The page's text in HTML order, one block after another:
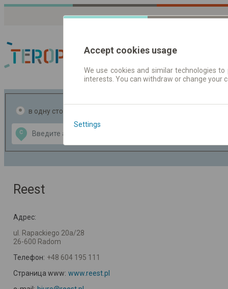
Расписания
в одну сторону
С
Data CC-BY-SA
OpenStreetMap
GeoLite data by
Reest
Адрес:
ul. Rapackiego 20a/28
26-600 Radom
Телефон: +48 604 195 111
Страница www: www.reest.pl
Accept cookies usage
We use cookies and similar technologies
interests. You can withdraw or change
Settings